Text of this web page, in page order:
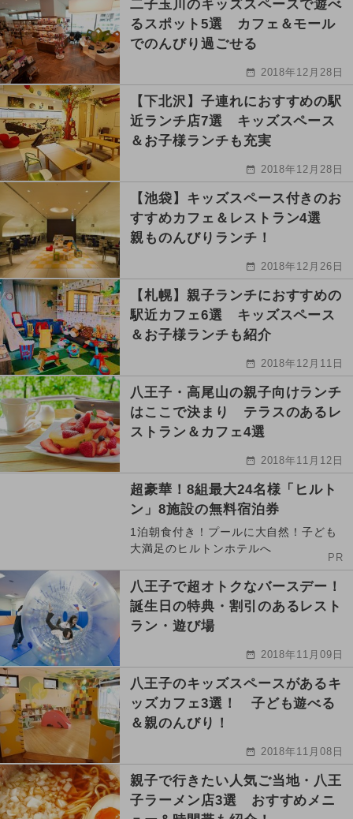
二子玉川のキッズスペースで遊べ
るスポット5選 カフェ＆モール
でのんびり過ごせる
2018年12月28日
【下北沢】子連れにおすすめの駅
近ランチ店7選 キッズスペース
＆お子様ランチも充実
2018年12月28日
【池袋】キッズスペース付きのお
すすめカフェ＆レストラン4選
親ものんびりランチ！
2018年12月26日
【札幌】親子ランチにおすすめの
駅近カフェ6選 キッズスペース
＆お子様ランチも紹介
2018年12月11日
八王子・高尾山の親子向けランチ
はここで決まり テラスのあるレ
ストラン＆カフェ4選
2018年11月12日
超豪華！8組最大24名様「ヒルト
ン」8施設の無料宿泊券
1泊朝食付き！プールに大自然！子ども
大満足のヒルトンホテルへ
PR
八王子で超オトクなバースデー！
誕生日の特典・割引のあるレスト
ラン・遊び場
2018年11月09日
八王子のキッズスペースがあるキ
ッズカフェ3選！ 子ども遊べる
＆親のんびり！
2018年11月08日
親子で行きたい人気ご当地・八王
子ラーメン店3選 おすすめメニ